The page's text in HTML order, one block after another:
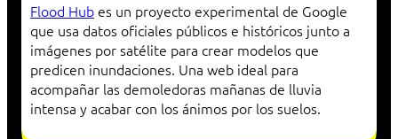
Flood Hub es un proyecto experimental de Google
que usa datos oficiales públicos e históricos junto a
imágenes por satélite para crear modelos que
predicen inundaciones. Una web ideal para
acompañar las demoledoras mañanas de lluvia
intensa y acabar con los ánimos por los suelos.